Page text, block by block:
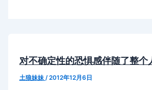
对不确定性的恐惧感伴随了整个
土狼妹妹 /2012年12月6日